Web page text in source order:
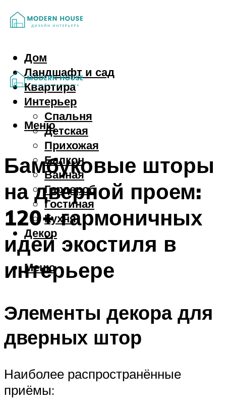
Дом
Ландшафт и сад
Квартира
Интерьер
Спальня
Детская
Прихожая
Балкон
Ванная
Гардероб
Гостиная
Кухня
Декор
Меню
Меню
Бамбуковые шторы
на дверной проем:
120+ гармоничных
идей экостиля в
интерьере
Элементы декора для
дверных штор
Наиболее распространённые
приёмы: